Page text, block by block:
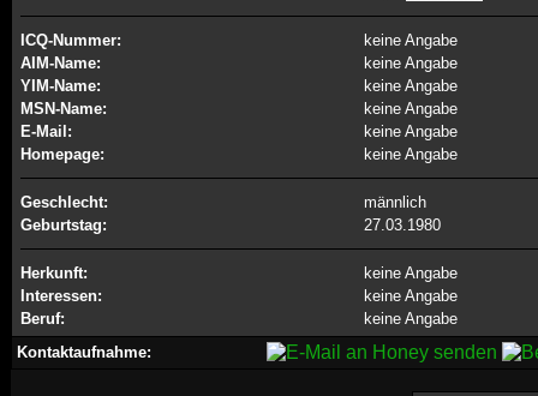
ICQ-Nummer:
keine Angabe
AIM-Name:
keine Angabe
YIM-Name:
keine Angabe
MSN-Name:
keine Angabe
E-Mail:
keine Angabe
Homepage:
keine Angabe
Geschlecht:
männlich
Geburtstag:
27.03.1980
Herkunft:
keine Angabe
Interessen:
keine Angabe
Beruf:
keine Angabe
Kontaktaufnahme: